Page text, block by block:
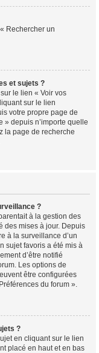
Rechercher un
et sujets ?
le lien « Voir vos
sur le lien
votre propre page de
» depuis n’importe quelle
la page de recherche
?
à la gestion des
des mises à jour. Depuis
à la surveillance d’un
sujet favoris a été mis à
d’être notifié
Les options de
être configurées
du forum ».
?
en cliquant sur le lien
placé en haut et en bas